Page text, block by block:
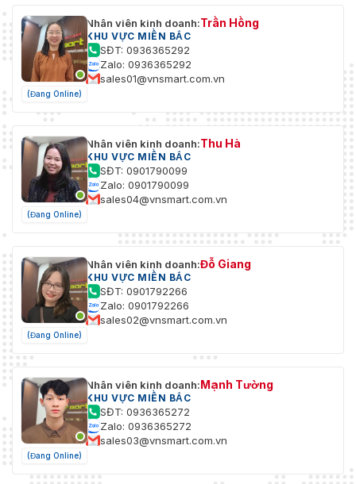
(Đang Online)
Nhân viên kinh doanh:Trần Hồng
KHU VỰC MIỀN BẮC
SĐT: 0936365292
Zalo: 0936365292
sales01@vnsmart.com.vn
(Đang Online)
Nhân viên kinh doanh:Thu Hà
KHU VỰC MIỀN BẮC
SĐT: 0901790099
Zalo: 0901790099
sales04@vnsmart.com.vn
(Đang Online)
Nhân viên kinh doanh:Đỗ Giang
KHU VỰC MIỀN BẮC
SĐT: 0901792266
Zalo: 0901792266
sales02@vnsmart.com.vn
(Đang Online)
Nhân viên kinh doanh:Mạnh Tường
KHU VỰC MIỀN BẮC
SĐT: 0936365272
Zalo: 0936365272
sales03@vnsmart.com.vn